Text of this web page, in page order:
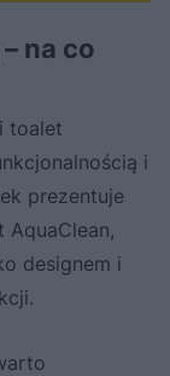
na co
toalet
i
prezentuje
designem i